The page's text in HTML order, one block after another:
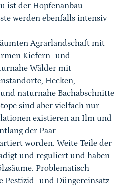
ist der Hopfenanbau
werden ebenfalls intensiv
Agrarlandschaft mit
Kiefern- und
Wälder mit
Hecken,
naturnahe Bachabschnitte
sind aber vielfach nur
existieren an Ilm und
der Paar
worden. Weite Teile der
und reguliert und haben
Problematisch
Pestizid- und Düngereinsatz